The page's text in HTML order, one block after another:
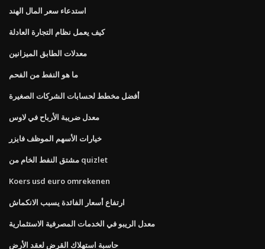
استدعاء سعر المال الهند
كيف يعمل نظام التجارة العادلة
معدلات الطابق الميزانين
ما هو النفط من الفحم
أفضل مخطط لحسابات الشركات الصغيرة
معدل ضريبة الأرباح في لاوس
خيارات الأسهم الموظف فايزر
مشتق النفط الخام من quizlet
Koers usd euro omrekenen
ارتفاع أسعار الفائدة يسبب الانكماش
معدل الريبو في الخدمات المصرفية الاستثمارية
حاسبة استهلاك القرض لعقد الأرض